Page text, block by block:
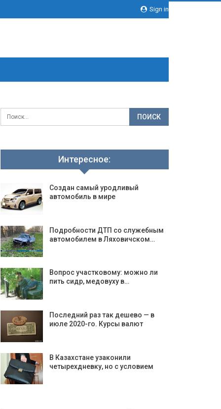
Sign in
Интересное:
Создан самый уродливый
автомобиль в мире
Подробности ДТП со служебным
автомобилем в Ляховичском…
Вопрос участковому: можно ли
пить сидр, медовуху в…
Последний раз так дешево — в
июле 2020-го. Курсы валют
В Казахстане узаконили
четырехдневку, но с условием